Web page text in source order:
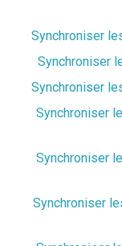
Synchroniser
Synchroniser
Synchroniser
Synchroniser les contacts de l’iPhone 8 avec Office
Synchroniser les contacts de l’iPhone 6 avec Office
Synchroniser les contacts de l’iPhone 11 avec Office